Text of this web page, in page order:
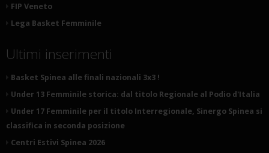
FIP Veneto
Lega Basket Femminile
Ultimi inserimenti
Basket Spinea alle finali nazionali 3x3 !
Under 13 Femminile storica: dal titolo Regionale al Podio d'Italia
Under 17 Femminile per il titolo Interregionale, Sinergo Spinea si
classifica in seconda posizione
Centri Estivi Spinea 2026